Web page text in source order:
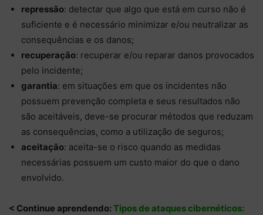
repressão: detectar que algo que está em curso não é
suficiente e é necessário minimizar e/ou neutralizar as
consequências e os danos;
recuperação: recuperar e/ou reparar danos provocados
pelo incidente;
garantia: em situações em que os incidentes não
possuem prevenção completa e seus resultados não
são aceitáveis, deve-se procurar métodos que reduzam
as consequências, como a utilização de seguros;
aceitação: aceita-se o risco quando as medidas
necessárias possuem um custo maior do que o dano
envolvido.
< Continue aprendendo: Tipos de ataques cibernéticos: